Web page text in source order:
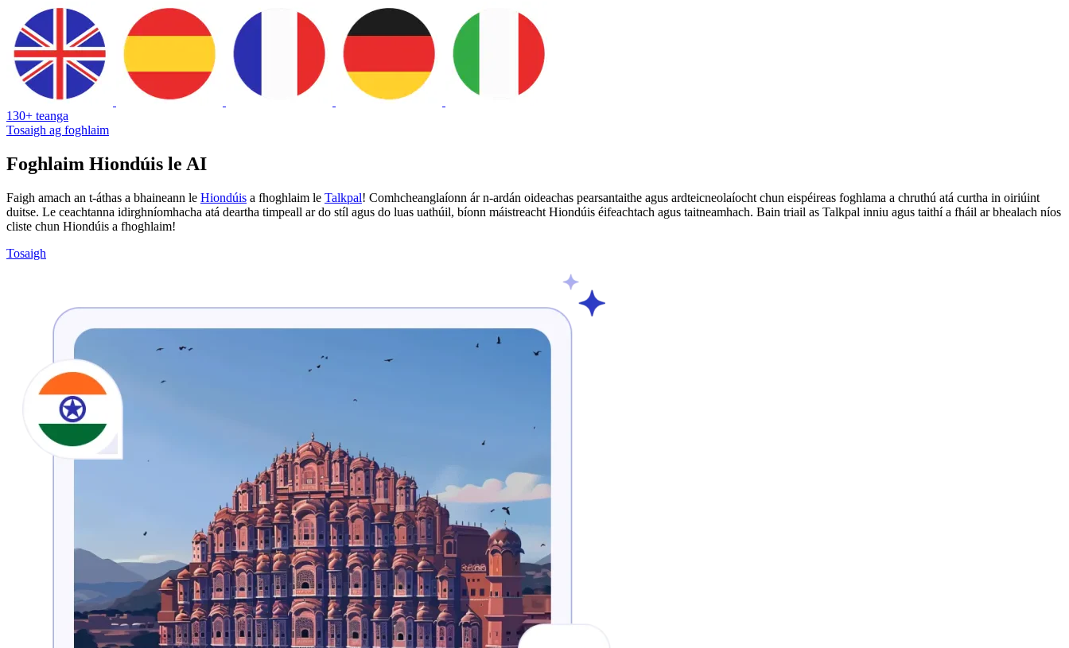
130+ teanga
Tosaigh ag foghlaim
Foghlaim Hiondúis le AI
Faigh amach an t-áthas a bhaineann le Hiondúis a fhoghlaim le Talkpal! Comhcheanglaíonn ár n-ardán oideachas pearsantaithe agus ardteicneolaíocht chun eispéireas foghlama a chruthú atá curtha in oiriúint
duitse. Le ceachtanna idirghníomhacha atá deartha timpeall ar do stíl agus do luas uathúil, bíonn máistreacht Hiondúis éifeachtach agus taitneamhach. Bain triail as Talkpal inniu agus taithí a fháil ar bhealach níos
cliste chun Hiondúis a fhoghlaim!
Tosaigh